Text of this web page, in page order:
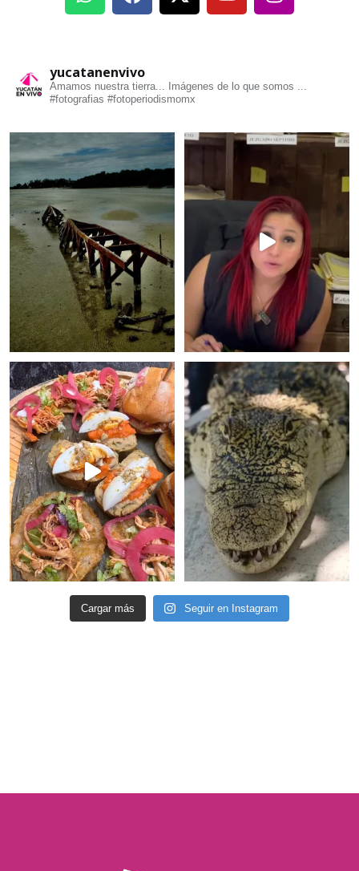
yucatanenvivo
Amamos nuestra tierra... Imágenes de lo que somos ...
#fotografias #fotoperiodismomx
Cargar más Seguir en Instagram